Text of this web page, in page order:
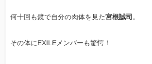
何十回も鏡で自分の肉体を見た宮根誠司 。
その体にEXILEメンバーも驚愕！